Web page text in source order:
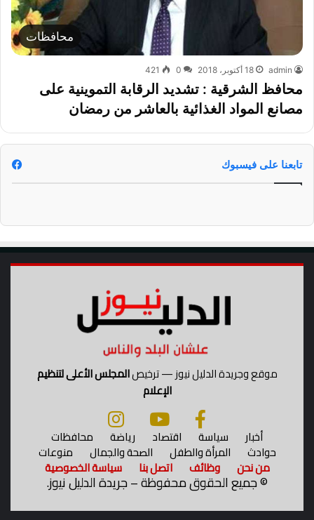
محافظات
admin 18 أكتوبر، 2018 0
421
محافظ الشرقية : تشديد الرقابة التموينية على
مصانع المواد الغذائية بالعاشر من رمضان ‏
تابعنا على فيسبوك
موقع وجريدة الدليل نيوز — ترخيصالمجلس الأعلى لتنظيم
الإعلام
أخبار سياسة اقتصاد رياضة محافظات
حوادث المرأة والطفل الصحة والجمال منوعات
من نحن وظائف اتصل بنا سياسة الخصوصية
©جميع الحقوق محفوظة – جريدة الدليل نيوز.